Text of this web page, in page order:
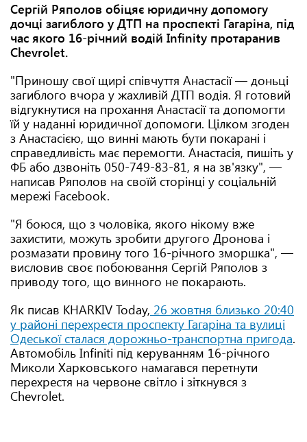
Сергій Ряполов обіцяє юридичну допомогу
дочці загиблого у ДТП на проспекті Гагаріна, під
час якого 16-річний водій Infinity протаранив
Chevrolet.
"Приношу свої щирі співчуття Анастасії — доньці
загиблого вчора у жахливій ДТП водія. Я готовий
відгукнутися на прохання Анастасії та допомогти
їй у наданні юридичної допомоги. Цілком згоден
з Анастасією, що винні мають бути покарані і
справедливість має перемогти. Анастасія, пишіть у
ФБ або дзвоніть 050-749-83-81, я на зв'язку", —
написав Ряполов на своїй сторінці у соціальній
мережі Facebook.
"Я боюся, що з чоловіка, якого нікому вже
захистити, можуть зробити другого Дронова і
розмазати провину того 16-річного зморшка", —
висловив своє побоювання Сергій Ряполов з
приводу того, що винного не покарають.
Як писав KHARKIV Today, 26 жовтня близько 20:40
у районі перехрестя проспекту Гагаріна та вулиці
Одеської сталася дорожньо-транспортна пригода.
Автомобіль Infiniti під керуванням 16-річного
Миколи Харковського намагався перетнути
перехрестя на червоне світло і зіткнувся з
Chevrolet.